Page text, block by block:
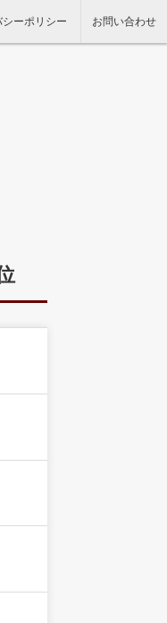
シーポリシー お問い合わせ